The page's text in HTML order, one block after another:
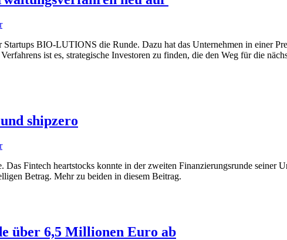
BIO-LUTIONS die Runde. Dazu hat das Unternehmen in einer
ist es, strategische Investoren zu finden, die den Weg für die
shipzero
Fintech heartstocks konnte in der zweiten Finanzierungsrunde
Betrag. Mehr zu beiden in diesem Beitrag.
über 6,5 Millionen Euro ab